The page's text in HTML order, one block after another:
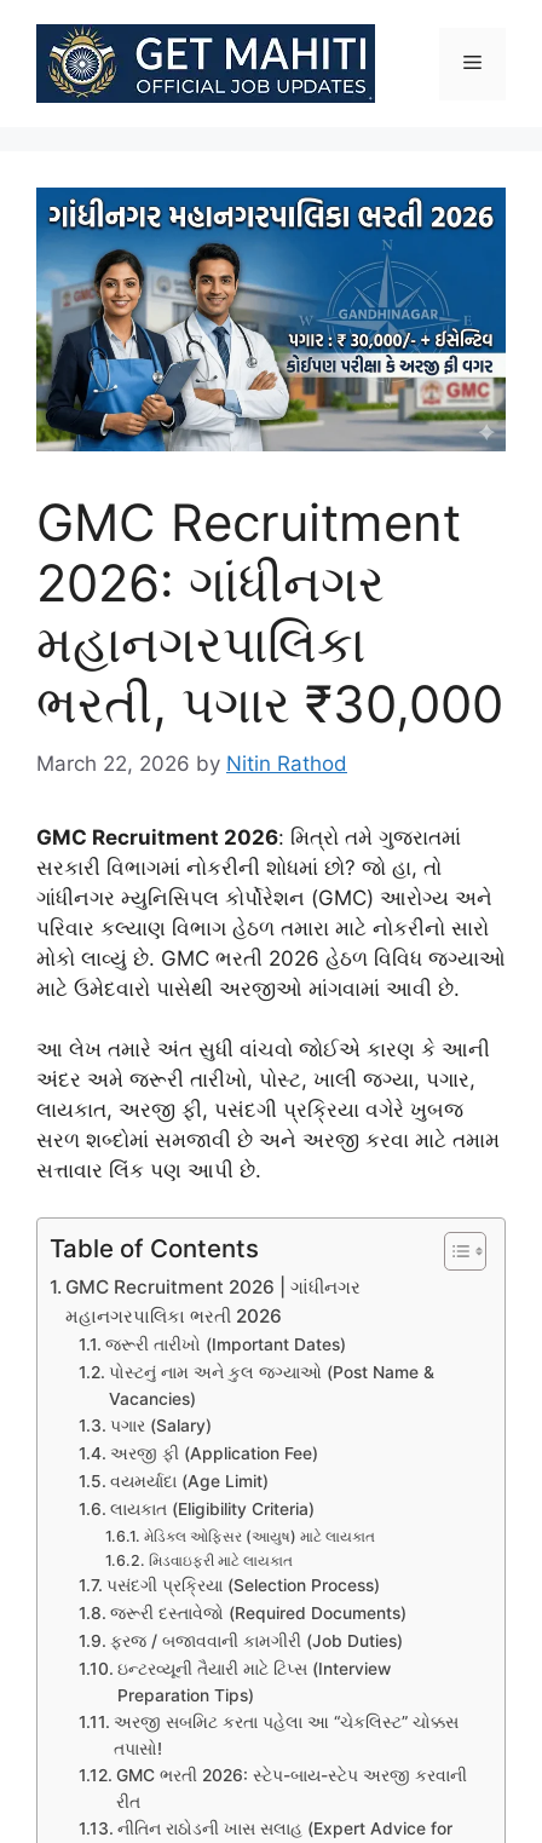
content
Menu
GMC Recruitment
2026: ગાંધીનગર
મહાનગરપાલિકા
ભરતી, પગાર ₹30,000
March 22, 2026 by Nitin Rathod
GMC Recruitment 2026: મિત્રો તમે ગુજરાતમાં
સરકારી વિભાગમાં નોકરીની શોધમાં છો? જો હા, તો
ગાંધીનગર મ્યુનિસિપલ કોર્પોરેશન (GMC) આરોગ્ય અને
પરિવાર કલ્યાણ વિભાગ હેઠળ તમારા માટે નોકરીનો સારો
મોકો લાવ્યું છે. GMC ભરતી 2026 હેઠળ વિવિધ જગ્યાઓ
માટે ઉમેદવારો પાસેથી અરજીઓ માંગવામાં આવી છે.
આ લેખ તમારે અંત સુધી વાંચવો જોઈએ કારણ કે આની
અંદર અમે જરૂરી તારીખો, પોસ્ટ, ખાલી જગ્યા, પગાર,
લાયકાત, અરજી ફી, પસંદગી પ્રક્રિયા વગેરે ખુબજ
સરળ શબ્દોમાં સમજાવી છે અને અરજી કરવા માટે તમામ
સત્તાવાર લિંક પણ આપી છે.
Table of Contents
GMC Recruitment 2026 | ગાંધીનગર
મહાનગરપાલિકા ભરતી 2026
જરૂરી તારીખો (Important Dates)
પોસ્ટનું નામ અને કુલ જગ્યાઓ (Post Name &
Vacancies)
પગાર (Salary)
અરજી ફી (Application Fee)
વયમર્યાદા (Age Limit)
લાયકાત (Eligibility Criteria)
મેડિકલ ઓફિસર (આયુષ) માટે લાયકાત
મિડવાઇફરી માટે લાયકાત
પસંદગી પ્રક્રિયા (Selection Process)
જરૂરી દસ્તાવેજો (Required Documents)
ફરજ / બજાવવાની કામગીરી (Job Duties)
ઇન્ટરવ્યૂની તૈયારી માટે ટિપ્સ (Interview
Preparation Tips)
અરજી સબમિટ કરતા પહેલા આ “ચેકલિસ્ટ” ચોક્કસ
તપાસો!
GMC ભરતી 2026: સ્ટેપ-બાય-સ્ટેપ અરજી કરવાની
રીત
નીતિન રાઠોડની ખાસ સલાહ (Expert Advice for